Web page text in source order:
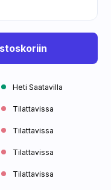
Heti Saatavilla
Tilattavissa
Tilattavissa
Tilattavissa
Tilattavissa